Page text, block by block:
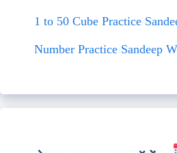
1 to 50 Cube Practice
Number Practice Sandeep